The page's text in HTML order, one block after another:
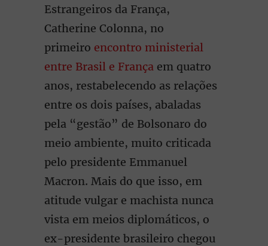
Estrangeiros da França,
Catherine Colonna, no
primeiro encontro ministerial
entre Brasil e França em quatro
anos, restabelecendo as relações
entre os dois países, abaladas
pela “gestão” de Bolsonaro do
meio ambiente, muito criticada
pelo presidente Emmanuel
Macron. Mais do que isso, em
atitude vulgar e machista nunca
vista em meios diplomáticos, o
ex-presidente brasileiro chegou